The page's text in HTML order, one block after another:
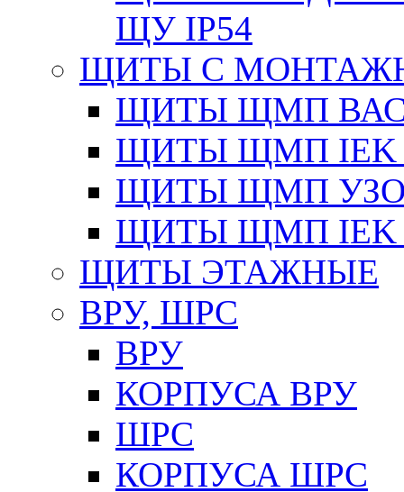
ЩУ IP54
ЩИТЫ С
ЩИТЫ ЩМП ВАС
ЩИТЫ ЩМП IEK
ЩИТЫ ЩМП
ЩИТЫ ЩМП IEK
ЩИТЫ ЭТАЖНЫЕ
ВРУ, ШРС
ВРУ
КОРПУСА ВРУ
ШРС
КОРПУСА ШРС